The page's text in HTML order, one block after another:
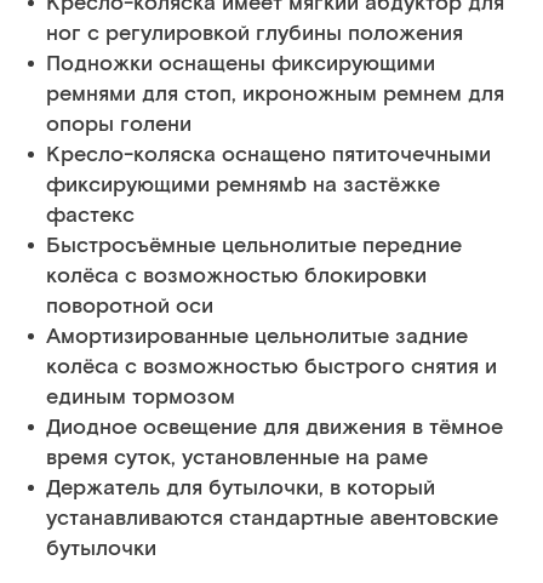
ног с регулировкой глубины положения
Подножки оснащены фиксирующими
ремнями для стоп, икроножным ремнем для
опоры голени
Кресло-коляска оснащено пятиточечными
фиксирующими ремнямb на застёжке
фастекс
Быстросъёмные цельнолитые передние
колёса с возможностью блокировки
поворотной оси
Амортизированные цельнолитые задние
колёса с возможностью быстрого снятия и
единым тормозом
Диодное освещение для движения в тёмное
время суток, установленные на раме
Держатель для бутылочки, в который
устанавливаются стандартные авентовские
бутылочки